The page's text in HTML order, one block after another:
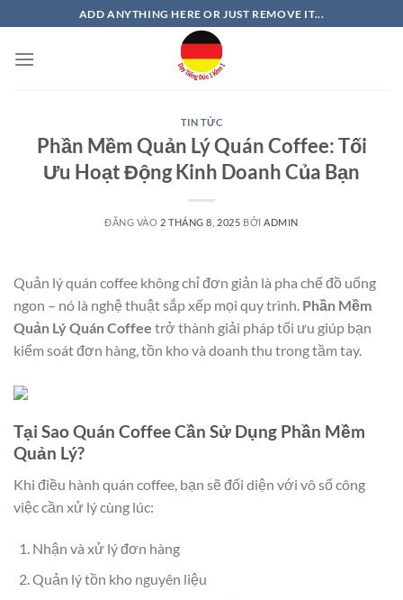
qua
nội
ADD ANYTHING HERE OR JUST REMOVE IT...
TIN TỨC
Phần Mềm Quản Lý Quán Coffee: Tối
Ưu Hoạt Động Kinh Doanh Của Bạn
ĐĂNG VÀO 2 THÁNG 8, 2025 BỞI ADMIN
Quản lý quán coffee không chỉ đơn giản là pha chế đồ uống
ngon – nó là nghệ thuật sắp xếp mọi quy trình. Phần Mềm
Quản Lý Quán Coffee trở thành giải pháp tối ưu giúp bạn
kiểm soát đơn hàng, tồn kho và doanh thu trong tầm tay.
Tại Sao Quán Coffee Cần Sử Dụng Phần Mềm
Quản Lý?
Khi điều hành quán coffee, bạn sẽ đối diện với vô số công
việc cần xử lý cùng lúc:
Nhận và xử lý đơn hàng
Quản lý tồn kho nguyên liệu